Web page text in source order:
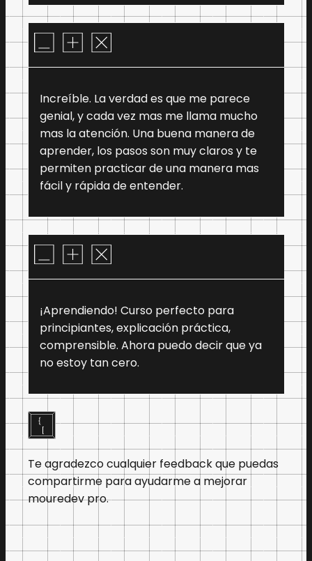
Increíble. La verdad es que me parece
genial, y cada vez mas me llama mucho
mas la atención. Una buena manera de
aprender, los pasos son muy claros y te
permiten practicar de una manera mas
fácil y rápida de entender.
¡Aprendiendo! Curso perfecto para
principiantes, explicación práctica,
comprensible. Ahora puedo decir que ya
no estoy tan cero.
Te agradezco cualquier feedback que puedas
compartirme para ayudarme a mejorar
mouredev pro.